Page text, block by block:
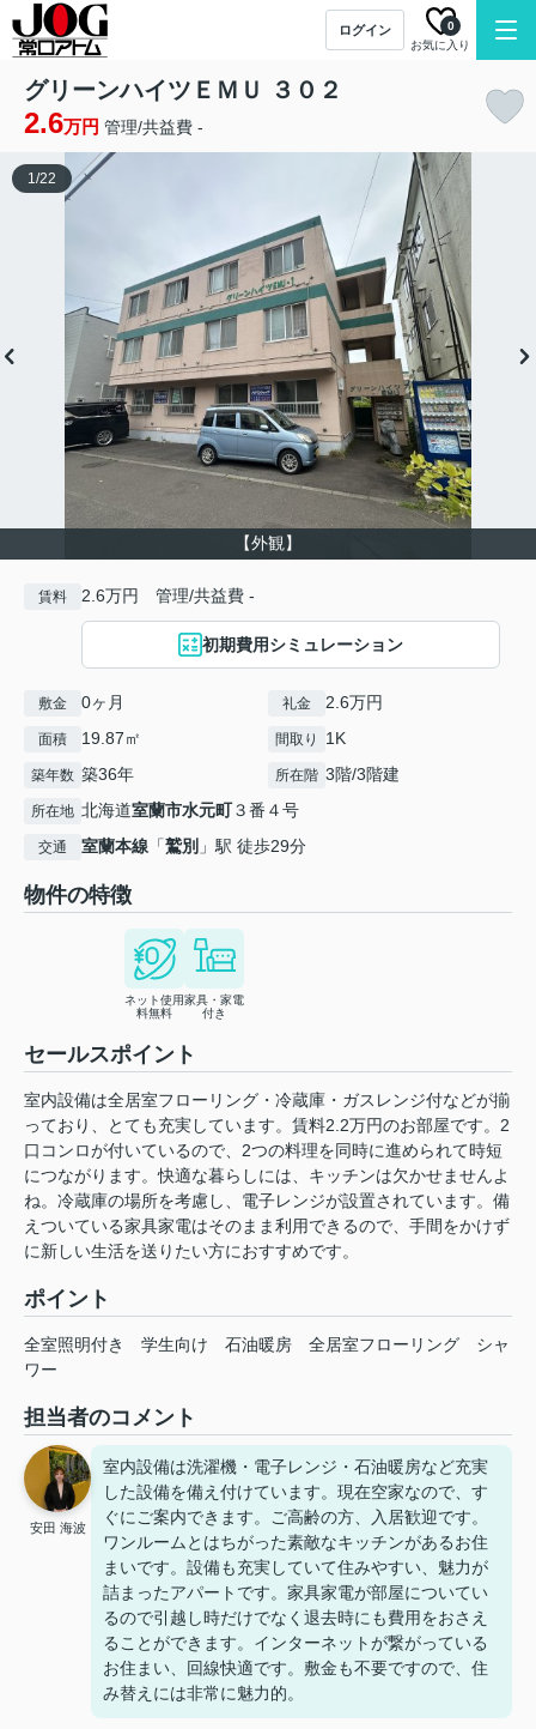
ログイン
お気に入り
0
グリーンハイツＥＭＵ ３０２
2.6万円 管理/共益費 -
【外観】
1/22
賃料 2.6万円 管理/共益費 -
初期費用シミュレーション
敷金 0ヶ月 礼金 2.6万円
面積 19.87㎡ 間取り 1K
築年数 築36年 所在階 3階/3階建
所在地 北海道室蘭市水元町３番４号
交通 室蘭本線 「鷲別 」駅 徒歩29分
物件の特徴
ネット使用
料無料
家具・家電
付き
セールスポイント
室内設備は全居室フローリング・冷蔵庫・ガスレンジ付などが揃
っており、とても充実しています。賃料2.2万円のお部屋です。2
口コンロが付いているので、2つの料理を同時に進められて時短
につながります。快適な暮らしには、キッチンは欠かせませんよ
ね。冷蔵庫の場所を考慮し、電子レンジが設置されています。備
えついている家具家電はそのまま利用できるので、手間をかけず
に新しい生活を送りたい方におすすめです。
ポイント
全室照明付き 学生向け 石油暖房 全居室フローリング
シャ
ワー
担当者のコメント
安田 海波
室内設備は洗濯機・電子レンジ・石油暖房など充実
した設備を備え付けています。現在空家なので、す
ぐにご案内できます。ご高齢の方、入居歓迎です。
ワンルームとはちがった素敵なキッチンがあるお住
まいです。設備も充実していて住みやすい、魅力が
詰まったアパートです。家具家電が部屋についてい
るので引越し時だけでなく退去時にも費用をおさえ
ることができます。インターネットが繋がっている
お住まい、回線快適です。敷金も不要ですので、住
み替えには非常に魅力的。